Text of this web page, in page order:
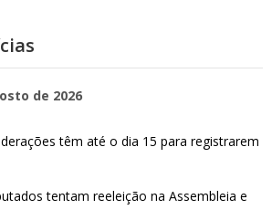
de 2026
têm até o dia 15 para registrarem
tentam reeleição na Assembleia e